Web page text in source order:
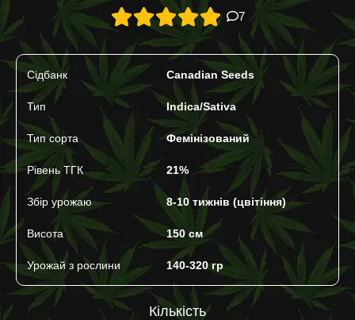
7
Сідбанк Canadian Seeds
Тип Indica/Sativa
Тип сорта Фемінізований
Рівень ТГК 21%
Збір урожаю 8-10 тижнів (цвітіння)
Висота 150 cм
Урожай з рослини 140-320 гр
Кількість